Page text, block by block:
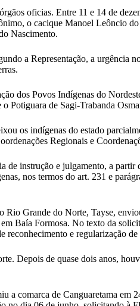
oficias. Entre 11 e 14 de
o cacique Manoel Leôncio
Nascimento.
a Representação, a urgência
dos Povos Indígenas do
Potiguara de Sagi-Trabanda
os indígenas do estado
Regionais e
instrução e julgamento, a
nos termos do art. 231 e
Grande do Norte, Tayse,
Baía Formosa. No texto da
reconhecimento e regularização de
de quase dois anos,
a comarca de Canguaretama